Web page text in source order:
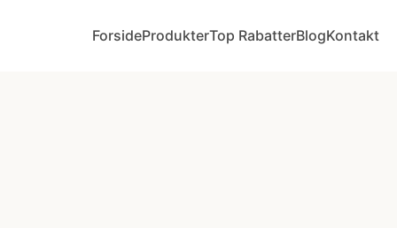
ForsideProdukterTop RabatterBlogKontakt